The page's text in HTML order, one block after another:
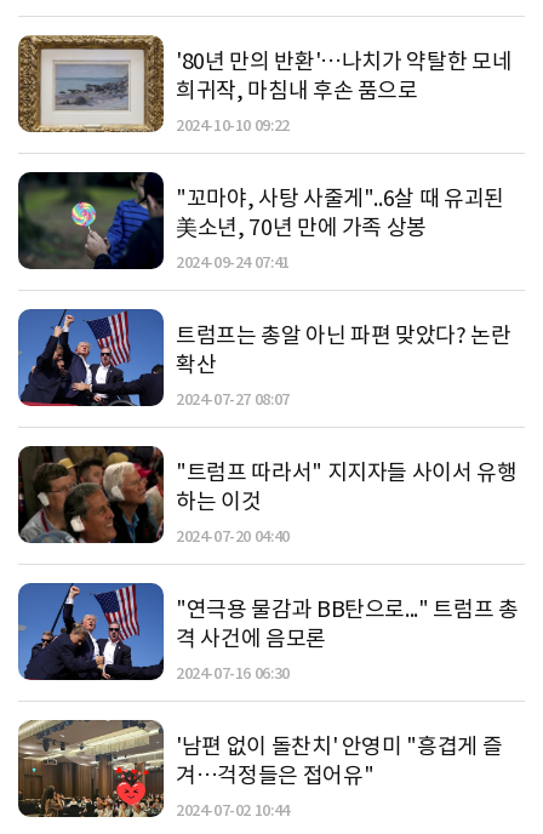
'80년 만의 반환'…나치가 약탈한 모네
희귀작, 마침내 후손 품으로
2024-10-10 09:22
"꼬마야, 사탕 사줄게"..6살 때 유괴된
美소년, 70년 만에 가족 상봉
2024-09-24 07:41
트럼프는 총알 아닌 파편 맞았다? 논란
확산
2024-07-27 08:07
"트럼프 따라서" 지지자들 사이서 유행
하는 이것
2024-07-20 04:40
"연극용 물감과 BB탄으로..." 트럼프 총
격 사건에 음모론
2024-07-16 06:30
'남편 없이 돌찬치' 안영미 "흥겹게 즐
겨…걱정들은 접어유"
2024-07-02 10:44